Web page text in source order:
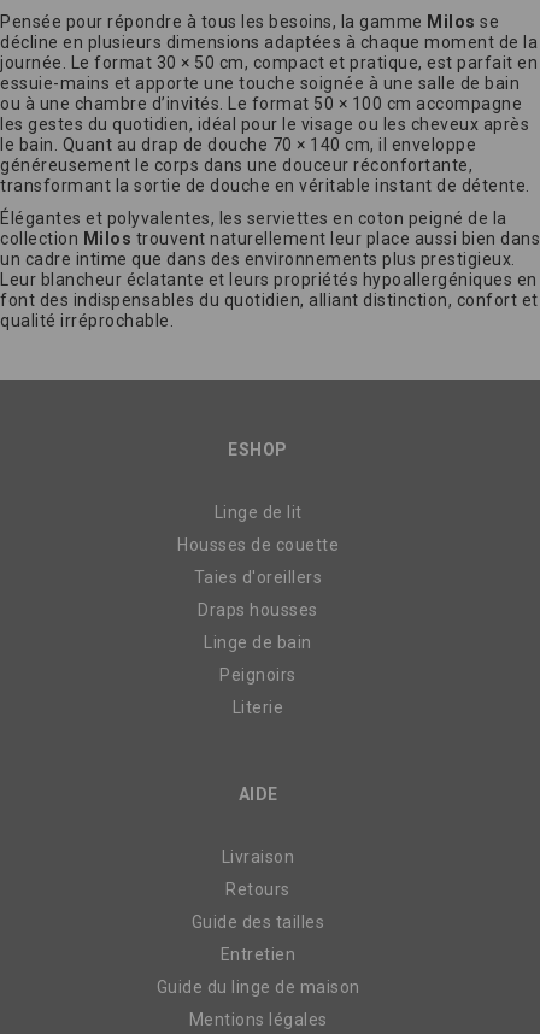
Pensée pour répondre à tous les besoins, la gamme Milos se
décline en plusieurs dimensions adaptées à chaque moment de la
journée. Le format 30 × 50 cm, compact et pratique, est parfait en
essuie-mains et apporte une touche soignée à une salle de bain
ou à une chambre d’invités. Le format 50 × 100 cm accompagne
les gestes du quotidien, idéal pour le visage ou les cheveux après
le bain. Quant au drap de douche 70 × 140 cm, il enveloppe
généreusement le corps dans une douceur réconfortante,
transformant la sortie de douche en véritable instant de détente.
Élégantes et polyvalentes, les serviettes en coton peigné de la
collection Milos trouvent naturellement leur place aussi bien dans
un cadre intime que dans des environnements plus prestigieux.
Leur blancheur éclatante et leurs propriétés hypoallergéniques en
font des indispensables du quotidien, alliant distinction, confort et
qualité irréprochable.
ESHOP
Linge de lit
Housses de couette
Taies d'oreillers
Draps housses
Linge de bain
Peignoirs
Literie
AIDE
Livraison
Retours
Guide des tailles
Entretien
Guide du linge de maison
Mentions légales